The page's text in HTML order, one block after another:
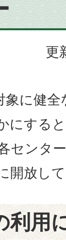
更
象に健
にする
センタ
開放し
利用